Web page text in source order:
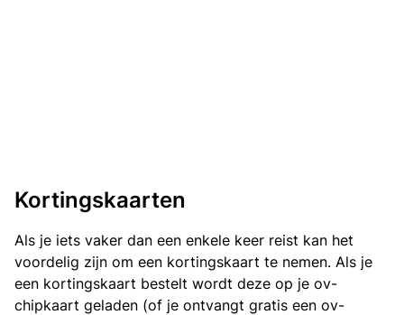
Kortingskaarten
Als je iets vaker dan een enkele keer reist kan het
voordelig zijn om een kortingskaart te nemen. Als je
een kortingskaart bestelt wordt deze op je ov-
chipkaart geladen (of je ontvangt gratis een ov-